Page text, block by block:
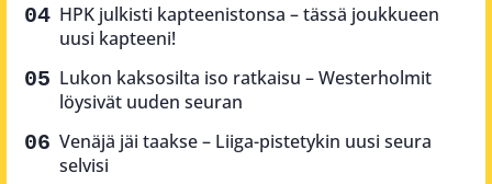
HPK julkisti kapteenistonsa – tässä joukkueen
uusi kapteeni!
Lukon kaksosilta iso ratkaisu – Westerholmit
löysivät uuden seuran
Venäjä jäi taakse – Liiga-pistetykin uusi seura
selvisi